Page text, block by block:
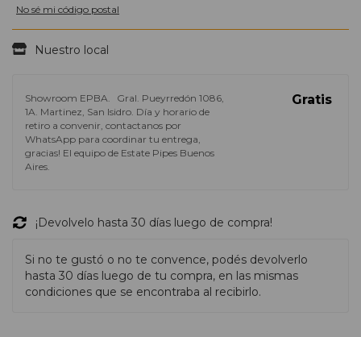
No sé mi código postal
Nuestro local
Showroom EPBA.
Gral. Pueyrredón 1086,
1A. Martinez, San Isidro. Día y horario de
retiro a convenir, contactanos por
WhatsApp para coordinar tu entrega,
gracias! El equipo de Estate Pipes Buenos
Aires.
Gratis
¡Devolvelo hasta 30 días luego de compra!
Si no te gustó o no te convence, podés devolverlo
hasta 30 días luego de tu compra, en las mismas
condiciones que se encontraba al recibirlo.